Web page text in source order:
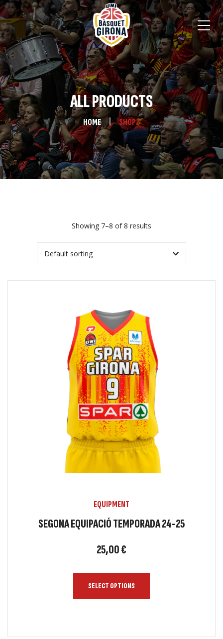
ALL PRODUCTS
HOME SHOP2
Showing 7–8 of 8 results
EQUIPMENT
SEGONA EQUIPACIÓ TEMPORADA 24-25
25,00€
SELECT OPTIONS